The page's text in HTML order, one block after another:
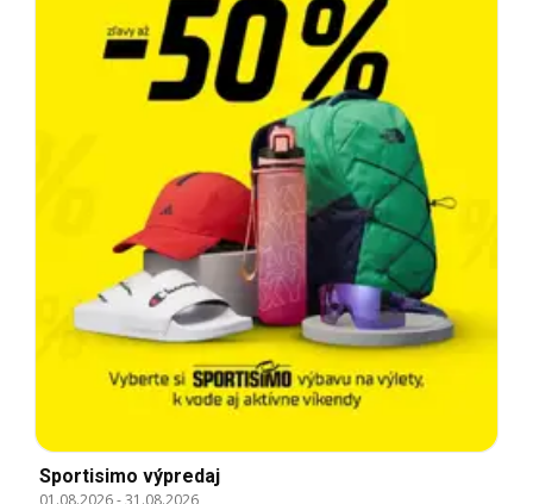
Sportisimo výpredaj
01.08.2026-31.08.2026